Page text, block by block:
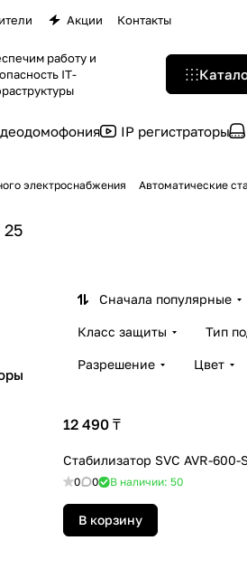
Акции Контакты
работу и
IT-
IP регистраторы
электроснабжения Автоматические
25
Сначала популярные
Класс защиты Тип
Разрешение Цвет
12 490 ₸
Стабилизатор SVC AVR-600-
0 0 В наличии: 50
В корзину